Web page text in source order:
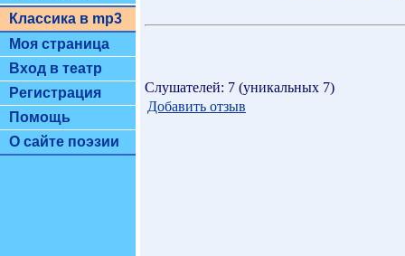
Классика в mp3
Моя страница
Вход в театр
Регистрация
Помощь
О сайте поэзии
Слушателей: 7 (уникальных 7)
Добавить отзыв